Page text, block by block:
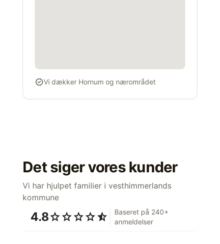
verifiedVi dækker Hornum og nærområdet
Det siger vores kunder
Vi har hjulpet familier i vesthimmerlands
kommune
4.8starstarstarstarstar_half
Baseret på 240+
anmeldelser